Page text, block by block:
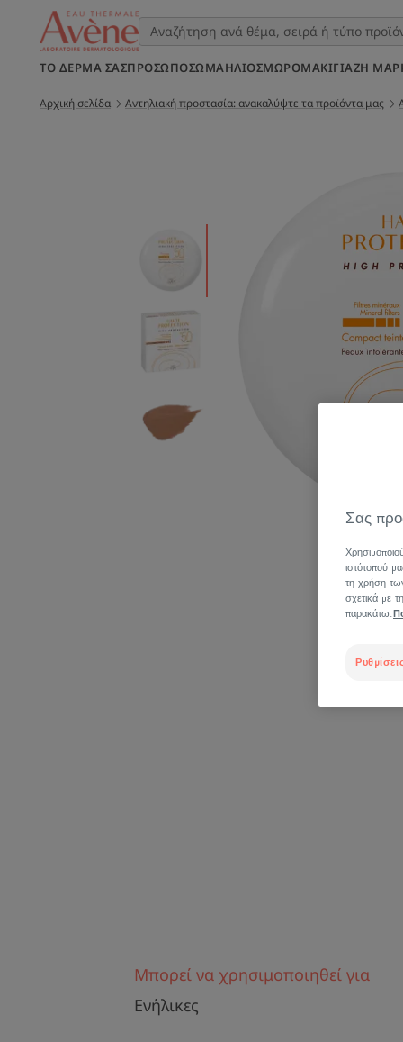
ΤΟ ΔΈΡΜΑ ΣΑΣΠΡΌΣΩΠΟΣΩΜΑΉΛΙΟΣΜΩΡΌΜΑΚΙΓΙΆΖΗ
Αρχική σελίδα Αντηλιακή προστασία: ανακαλύψτε τα προϊόντα μας
Μπορεί να χρησιμοποιηθεί για
Ενήλικες
Σας
ιστότοπού
τη χρήση
σχετικά με
παρακάτω: